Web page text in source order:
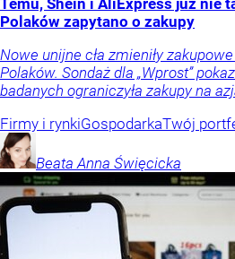
Polaków zapytano o zakupy
Nowe unijne cła zmieniły
Polaków. Sondaż dla „Wprost”
badanych ograniczyła zakupy na
Firmy i rynkiGospodarkaTwój
Beata Anna Święcicka